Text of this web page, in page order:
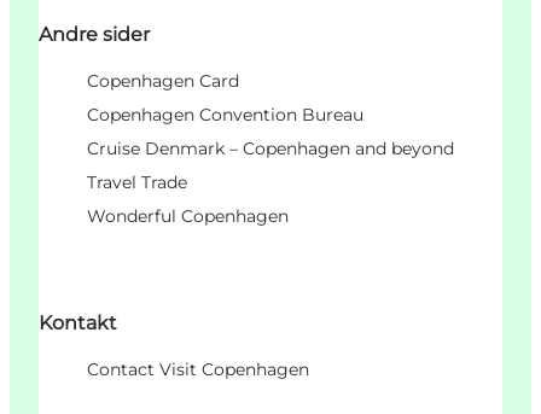
Andre sider
Copenhagen Card
Copenhagen Convention Bureau
Cruise Denmark – Copenhagen and beyond
Travel Trade
Wonderful Copenhagen
Kontakt
Contact Visit Copenhagen